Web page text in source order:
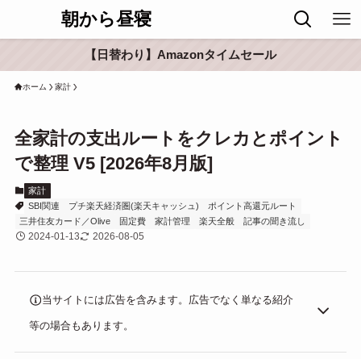
朝から昼寝
【日替わり】Amazonタイムセール
ホーム 家計
全家計の支出ルートをクレカとポイント
で整理 V5 [2026年8月版]
家計
SBI関連
プチ楽天経済圏(楽天キャッシュ)
ポイント高還元ルート
三井住友カード／Olive
固定費 家計管理 楽天全般 記事の聞き流し
2024-01-13 2026-08-05
当サイトには広告を含みます。広告でなく単なる紹介
等の場合もあります。